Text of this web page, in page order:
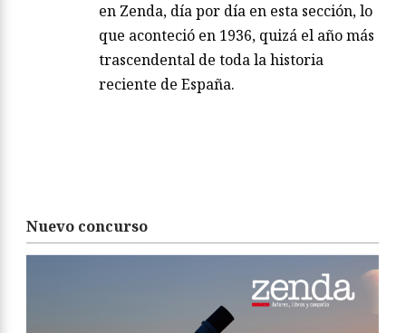
en Zenda, día por día en esta sección, lo
que aconteció en 1936, quizá el año más
trascendental de toda la historia
reciente de España.
Nuevo concurso